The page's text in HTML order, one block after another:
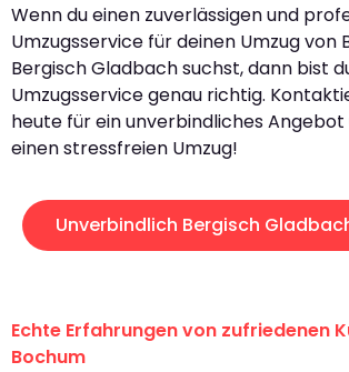
Wenn du einen zuverlässigen und
Umzugsservice für deinen Umzug von
Bergisch Gladbach suchst, dann bist
Umzugsservice genau richtig.
heute für ein unverbindliches
einen stressfreien Umzug!
Unverbindlich Bergisch
Echte Erfahrungen von zufriedenen
Bochum